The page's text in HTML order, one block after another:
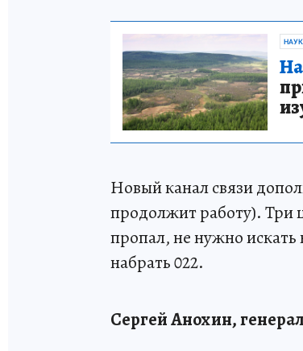
Новый канал связи
продолжит работу). Три
пропал, не нужно
набрать 022.
Сергей Анохин,